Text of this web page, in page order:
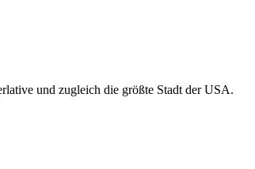
und zugleich die größte Stadt der USA.